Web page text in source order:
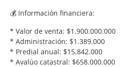
💰 Información financiera:
* Valor de venta: $1.900.000.000
* Administración: $1.389.000
* Predial anual: $15.842.000
* Avalúo catastral: $658.000.000